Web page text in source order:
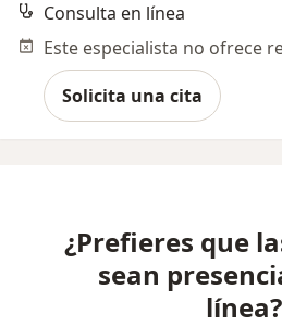
Consulta en línea
Solicita una cita
¿Prefieres que
sean
línea?